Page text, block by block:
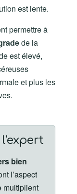
est lente.
permettre à
de la
est élevé,
et plus les
bien
l’aspect
multiplient